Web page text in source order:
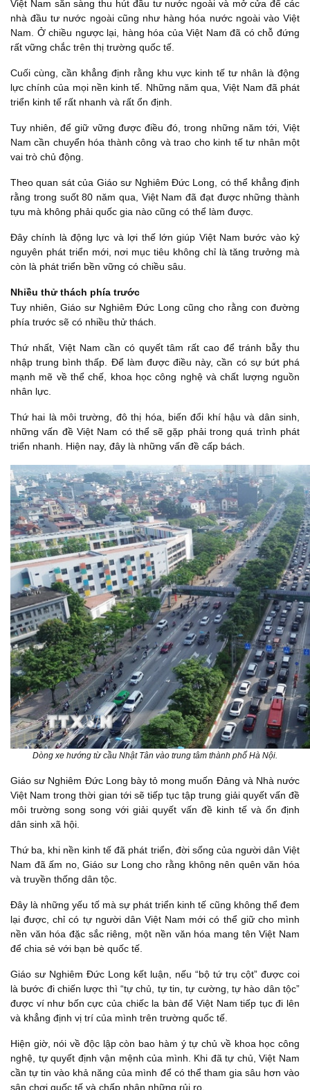
Việt Nam sẵn sàng thu hút đầu tư nước ngoài và mở cửa để các
nhà đầu tư nước ngoài cũng như hàng hóa nước ngoài vào Việt
Nam. Ở chiều ngược lại, hàng hóa của Việt Nam đã có chỗ đứng
rất vững chắc trên thị trường quốc tế.
Cuối cùng, cần khẳng định rằng khu vực kinh tế tư nhân là động
lực chính của mọi nền kinh tế. Những năm qua, Việt Nam đã phát
triển kinh tế rất nhanh và rất ổn định.
Tuy nhiên, để giữ vững được điều đó, trong những năm tới, Việt
Nam cần chuyển hóa thành công và trao cho kinh tế tư nhân một
vai trò chủ động.
Theo quan sát của Giáo sư Nghiêm Đức Long, có thể khẳng định
rằng trong suốt 80 năm qua, Việt Nam đã đạt được những thành
tựu mà không phải quốc gia nào cũng có thể làm được.
Đây chính là động lực và lợi thế lớn giúp Việt Nam bước vào kỷ
nguyên phát triển mới, nơi mục tiêu không chỉ là tăng trưởng mà
còn là phát triển bền vững có chiều sâu.
Nhiều thử thách phía trước
Tuy nhiên, Giáo sư Nghiêm Đức Long cũng cho rằng con đường
phía trước sẽ có nhiều thử thách.
Thứ nhất, Việt Nam cần có quyết tâm rất cao để tránh bẫy thu
nhập trung bình thấp. Để làm được điều này, cần có sự bứt phá
mạnh mẽ về thể chế, khoa học công nghệ và chất lượng nguồn
nhân lực.
Thứ hai là môi trường, đô thị hóa, biến đổi khí hậu và dân sinh,
những vấn đề Việt Nam có thể sẽ gặp phải trong quá trình phát
triển nhanh. Hiện nay, đây là những vấn đề cấp bách.
Dòng xe hướng từ cầu Nhật Tân vào trung tâm thành phố Hà Nội.
Giáo sư Nghiêm Đức Long bày tỏ mong muốn Đảng và Nhà nước
Việt Nam trong thời gian tới sẽ tiếp tục tập trung giải quyết vấn đề
môi trường song song với giải quyết vấn đề kinh tế và ổn định
dân sinh xã hội.
Thứ ba, khi nền kinh tế đã phát triển, đời sống của người dân Việt
Nam đã ấm no, Giáo sư Long cho rằng không nên quên văn hóa
và truyền thống dân tộc.
Đây là những yếu tố mà sự phát triển kinh tế cũng không thể đem
lại được, chỉ có tự người dân Việt Nam mới có thể giữ cho mình
nền văn hóa đặc sắc riêng, một nền văn hóa mang tên Việt Nam
để chia sẻ với bạn bè quốc tế.
Giáo sư Nghiêm Đức Long kết luận, nếu “bộ tứ trụ cột” được coi
là bước đi chiến lược thì “tự chủ, tự tin, tự cường, tự hào dân tộc”
được ví như bốn cực của chiếc la bàn để Việt Nam tiếp tục đi lên
và khẳng định vị trí của mình trên trường quốc tế.
Hiện giờ, nói về độc lập còn bao hàm ý tự chủ về khoa học công
nghệ, tự quyết định vận mệnh của mình. Khi đã tự chủ, Việt Nam
cần tự tin vào khả năng của mình để có thể tham gia sâu hơn vào
sân chơi quốc tế và chấp nhận những rủi ro.